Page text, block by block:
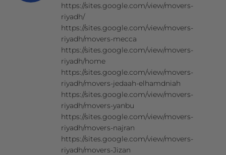
https://sites.google.com/view/movers-
riyadh/
https://sites.google.com/view/movers-
riyadh/movers-mecca
https://sites.google.com/view/movers-
riyadh/home
https://sites.google.com/view/movers-
riyadh/movers-jedaah-elhamdniah
https://sites.google.com/view/movers-
riyadh/movers-yanbu
https://sites.google.com/view/movers-
riyadh/movers-najran
https://sites.google.com/view/movers-
riyadh/movers-Jizan